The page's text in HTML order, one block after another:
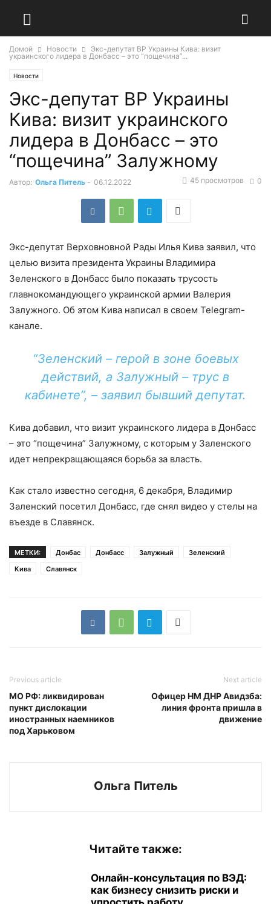
Домой Новости
Экс-депутат ВР Украины Кива: визит
украинского лидера в Донбасс – это “пощечина”...
Новости
Экс-депутат ВР Украины
Кива: визит украинского
лидера в Донбасс – это
“пощечина” Залужному
Автор: Ольга Питель - 06.12.2022 0
45 просмотров
Экс-депутат Верховновной Рады Илья Кива заявил, что
целью визита президента Украины Владимира
Зеленского в Донбасс было показать трусость
главнокомандующего украинской армии Валерия
Залужного. Об этом Кива написал в своем Telegram-
канале.
“Зеленский – герой в зоне боевых
действий, а Залужный – трус в
кабинете”, – заявил бывший депутат.
Кива добавил, что визит украинского лидера в Донбасс
– это “пощечина” Залужному, с которым у Заленского
идет непрекращающаяся борьба за власть.
Как стало известно сегодня, 6 декабря, Владимир
Заленский посетил Донбасс, где снял видео у стелы на
въезде в Славянск.
МЕТКИ: Донбас Донбасс Залужный
Зеленский
Кива
Славянск
Previous article
МО РФ: ликвидирован
пункт дислокации
иностранных наемников
под Харьковом
Next article
Офицер НМ ДНР Авидзба:
линия фронта пришла в
движение
Ольга Питель
Читайте также:
Онлайн-консультация по ВЭД:
как бизнесу снизить риски и